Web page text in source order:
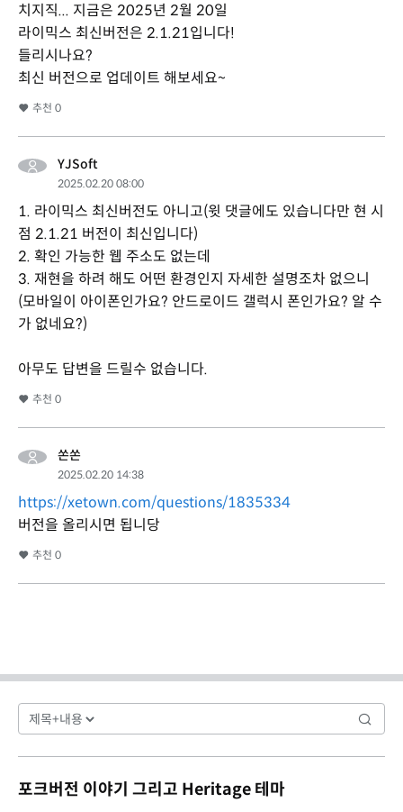
치지직... 지금은 2025년 2월 20일
라이믹스 최신버전은 2.1.21입니다!
들리시나요?
최신 버전으로 업데이트 해보세요~
추천 0
YJSoft
2025.02.20 08:00
1. 라이믹스 최신버전도 아니고(윗 댓글에도 있습니다만 현 시
점 2.1.21 버전이 최신입니다)
2. 확인 가능한 웹 주소도 없는데
3. 재현을 하려 해도 어떤 환경인지 자세한 설명조차 없으니
(모바일이 아이폰인가요? 안드로이드 갤럭시 폰인가요? 알 수
가 없네요?)
아무도 답변을 드릴수 없습니다.
추천 0
쏜쏜
2025.02.20 14:38
https://xetown.com/questions/1835334
버전을 올리시면 됩니당
추천 0
포크버전 이야기 그리고 Heritage 테마